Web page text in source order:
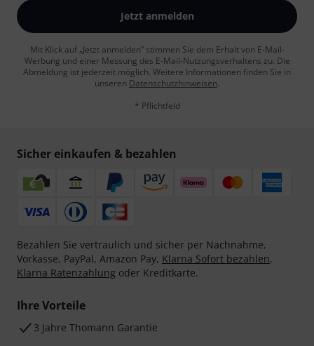
Jetzt anmelden
Mit Klick auf „Jetzt anmelden“ stimmen Sie dem Erhalt von E-Mail-
Werbung und einer Messung des E-Mail-Nutzungsverhaltens zu. Die
Abmeldung ist jederzeit möglich. Weitere Informationen finden Sie in
unseren Datenschutzhinweisen.
* Pflichtfeld
Sicher einkaufen & bezahlen
Bezahlen Sie vertraulich und sicher per Nachnahme,
Vorkasse, PayPal, Amazon Pay, Klarna Sofort bezahlen,
Klarna Ratenzahlung oder Kreditkarte.
Ihre Vorteile
3 Jahre Thomann Garantie